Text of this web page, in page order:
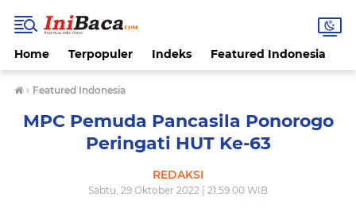
Home Terpopuler Indeks Featured Indonesia
› Featured Indonesia
MPC Pemuda Pancasila Ponorogo
Peringati HUT Ke-63
REDAKSI
Sabtu, 29 Oktober 2022 | 21.59.00 WIB